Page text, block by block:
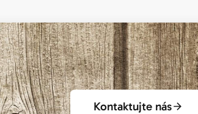
Kontaktujte nás